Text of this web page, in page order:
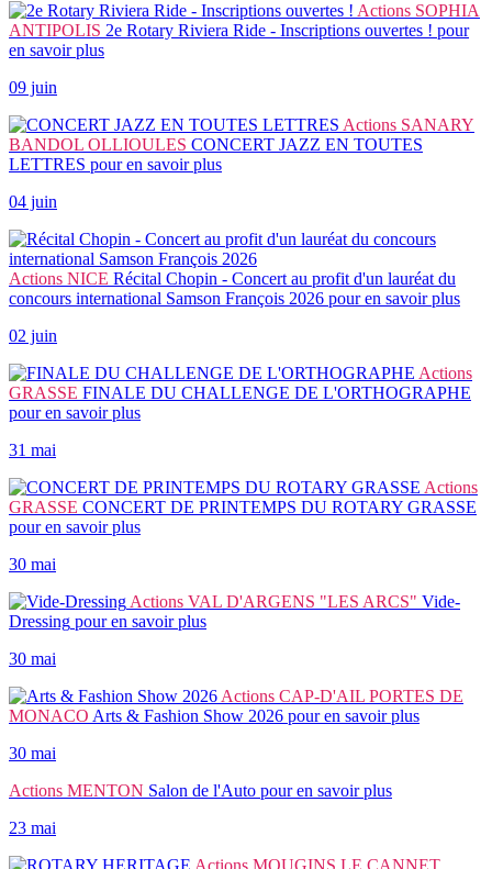
Actions SOPHIA
ANTIPOLIS 2e Rotary Riviera Ride - Inscriptions ouvertes ! pour
en savoir plus
09 juin
Actions SANARY
BANDOL OLLIOULES CONCERT JAZZ EN TOUTES
LETTRES pour en savoir plus
04 juin
Actions NICE Récital Chopin - Concert au profit d'un lauréat du
concours international Samson François 2026 pour en savoir plus
02 juin
Actions
GRASSE FINALE DU CHALLENGE DE L'ORTHOGRAPHE
pour en savoir plus
31 mai
Actions
GRASSE CONCERT DE PRINTEMPS DU ROTARY GRASSE
pour en savoir plus
30 mai
Actions VAL D'ARGENS "LES ARCS" Vide-
Dressing pour en savoir plus
30 mai
Actions CAP-D'AIL PORTES DE
MONACO Arts & Fashion Show 2026 pour en savoir plus
30 mai
Actions MENTON Salon de l'Auto pour en savoir plus
23 mai
Actions MOUGINS LE CANNET